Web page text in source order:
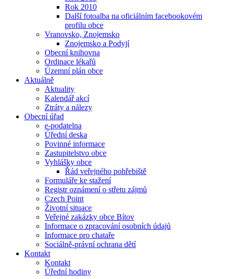
Rok 2010
Další fotoalba na oficiálním facebookovém
profilu obce
Vranovsko, Znojemsko
Znojemsko a Podyjí
Obecní knihovna
Ordinace lékařů
Územní plán obce
Aktuálně
Aktuality
Kalendář akcí
Ztráty a nálezy
Obecní úřad
e-podatelna
Úřední deska
Povinné informace
Zastupitelstvo obce
Vyhlášky obce
Řád veřejného pohřebiště
Formuláře ke stažení
Registr oznámení o střetu zájmů
Czech Point
Životní situace
Veřejné zakázky obce Bítov
Informace o zpracování osobních údajů
Informace pro chataře
Sociálně-právní ochrana dětí
Kontakt
Kontakt
Úřední hodiny